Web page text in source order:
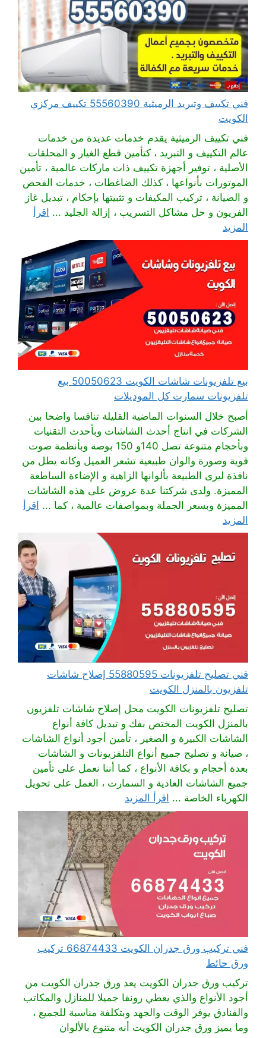
فني تكييف وتبريد الرميثية 55560390 تكييف مركزي
الكويت
فني تكييف الرميثية يقدم خدمات عديدة من خدمات
عالم التكييف و التبريد ، كتأمين قطع الغيار و المحلقات
الأصلية ، توفير أجهزة تكييف ذات ماركات عالمية ، تأمين
الموتورات بأنواعها ، كذلك الضاغطات ، خدمات الفحص
و الصيانة ، تركيب المكيفات و تثبيتها بإحكام ، تبديل غاز
الفريون و حل مشاكل التسريب ، إزالة الجليد ... اقرأ
المزيد
بيع تلفزيونات شاشات الكويت 50050623 بيع
تلفزيونات سمارت كل الموديلات
أصبح خلال السنوات الماضية القليلة تنافسا واضحا بين
الشركات في انتاج أحدث الشاشات وبأحدث التقنيات
وبأحجام متنوعة تصل 140و 150 بوصة وبأنظمة صوت
قوية وصورة والوان طبيعية تشعر العميل وكانه يطل من
نافذة ليرى الطبيعة بألوانها الزاهية و الإضاءة الساطعة
المميزة. ولدى شركتنا عدة عروض على هذه الشاشات
المميزة وبسعر الجملة وبمواصفات عالمية ، كما ... اقرأ
المزيد
فني تصليح تلفزيونات 55880595 إصلاح شاشات
تلفزيون بالمنزل الكويت
تصليح تلفزيونات الكويت محل إصلاح شاشات تلفزيون
بالمنزل الكويت المختص بفك و تبديل كافة أنواع
الشاشات الكبيرة و الصغير ، تأمين أجود أنواع الشاشات
، صيانة و تصليح جميع أنواع التلفزيونات و الشاشات
بعدة أحجام و بكافة الأنواع ، كما أننا نعمل على تأمين
جميع الشاشات العادية و السمارت ، العمل على تحويل
الكهرباء الخاصة ... اقرأ المزيد
فني تركيب ورق جدران الكويت 66874433 تركيب
ورق حائط
تركيب ورق جدران الكويت يعد ورق جدران الكويت من
أجود الأنواع والذي يعطي رونقا جميلا للمنازل والمكاتب
والفنادق يوفر الوقت والجهد وبتكلفة مناسبة للجميع ،
وما يميز ورق جدران الكويت أنه متنوع بالألوان